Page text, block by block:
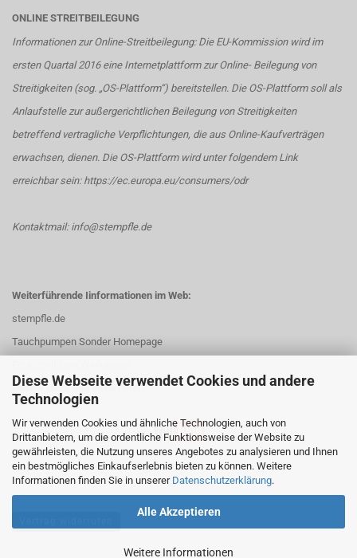
Diese Webseite verwendet Cookies und andere
Technologien
Wir verwenden Cookies und ähnliche Technologien, auch von
Drittanbietern, um die ordentliche Funktionsweise der Website zu
gewährleisten, die Nutzung unseres Angebotes zu analysieren und Ihnen
ein bestmögliches Einkaufserlebnis bieten zu können. Weitere
Informationen finden Sie in unserer Datenschutzerklärung.
Alle Akzeptieren
Weitere Informationen
ONLINE STREITBEILEGUNG
Informationen zur Online-Streitbeilegung: Die EU-Kommission wird im
ersten Quartal 2016 eine Internetplattform zur Online- Beilegung von
Streitigkeiten (sog. „OS-Plattform“) bereitstellen. Die OS-Plattform soll als
Anlaufstelle zur außergerichtlichen Beilegung von Streitigkeiten
betreffend vertragliche Verpflichtungen, die aus Online-Kaufverträgen
erwachsen, dienen. Die OS-Plattform wird unter folgendem Link
erreichbar sein: https://ec.europa.eu/consumers/odr
Kontaktmail: info@stempfle.de
Weiterführende Iinformationen im Web:
stempfle.de
Tauchpumpen Sonder Homepage
Mehr Videos und Infos unter: